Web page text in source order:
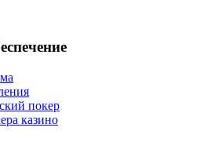
покер
казино